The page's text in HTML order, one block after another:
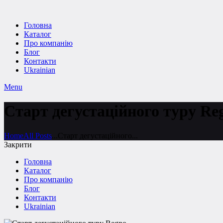
Головна
Каталог
Про компанію
Блог
Контакти
Ukrainian
Menu
Старт дегустаційного туру
HomeAll Posts
Старт дегустаційного...
Закрити
Головна
Каталог
Про компанію
Блог
Контакти
Ukrainian